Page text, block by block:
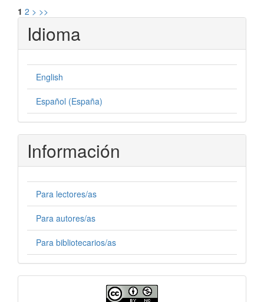
1 2 > >>
Idioma
English
Español (España)
Información
Para lectores/as
Para autores/as
Para bibliotecarios/as